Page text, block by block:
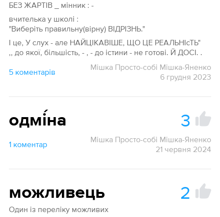
БЕЗ ЖАРТІВ _ мінник : -
вчителька у школі :
"Виберіть правильну(вірну) ВІДРІЗНЬ."
І це, У слух - але НАЙЦІКАВІШЕ, ЩО ЦЕ РЕАЛЬНІсТЬ"
,, до якої, більшість, - , - до істини - не готові. Й ДОСІ. .
5 коментарів
Мішка Просто-собі Мішка-Яненко
6 грудня 2023
одмі́на 3
1 коментар
Мішка Просто-собі Мішка-Яненко
21 червня 2024
можливець 2
Один із переліку можливих